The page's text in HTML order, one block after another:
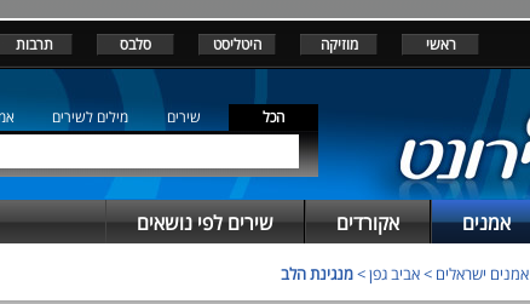
ראשי מוזיקה היטליסט סלבס תרבות
הכל שירים מילים לשירים
אמנים אקורדים שירים לפי נושאים
אמנים ישראלים >אביב גפן>מנגינת הלב